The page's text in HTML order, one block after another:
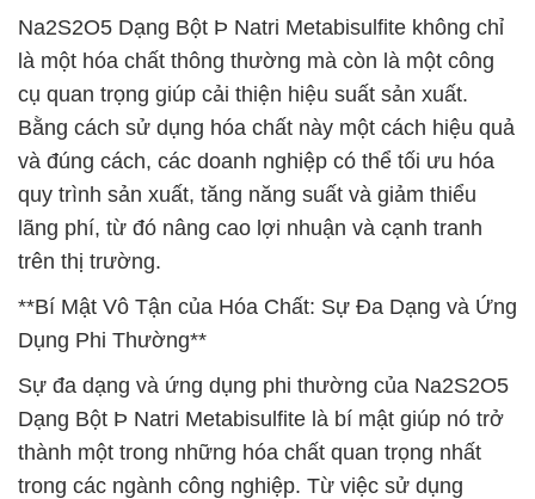
Na2S2O5 Dạng Bột Þ Natri Metabisulfite không chỉ
là một hóa chất thông thường mà còn là một công
cụ quan trọng giúp cải thiện hiệu suất sản xuất.
Bằng cách sử dụng hóa chất này một cách hiệu quả
và đúng cách, các doanh nghiệp có thể tối ưu hóa
quy trình sản xuất, tăng năng suất và giảm thiểu
lãng phí, từ đó nâng cao lợi nhuận và cạnh tranh
trên thị trường.
**Bí Mật Vô Tận của Hóa Chất: Sự Đa Dạng và Ứng
Dụng Phi Thường**
Sự đa dạng và ứng dụng phi thường của Na2S2O5
Dạng Bột Þ Natri Metabisulfite là bí mật giúp nó trở
thành một trong những hóa chất quan trọng nhất
trong các ngành công nghiệp. Từ việc sử dụng